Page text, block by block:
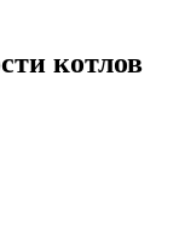
котлов